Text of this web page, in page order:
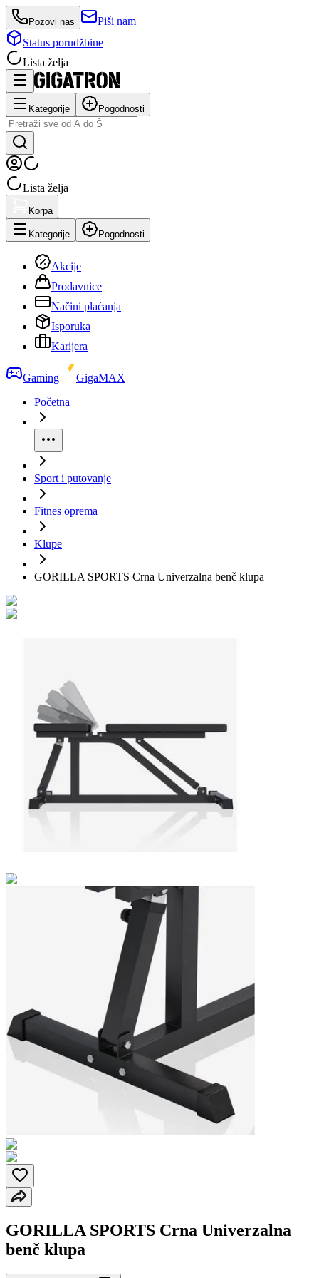
Pozovi nas
Piši nam
Status porudžbine
Lista želja
Kategorije Pogodnosti
Lista želja
Korpa
Kategorije Pogodnosti
Akcije
Prodavnice
Načini plaćanja
Isporuka
Karijera
Gaming
GigaMAX
Početna
Sport i putovanje
Fitnes oprema
Klupe
GORILLA SPORTS Crna Univerzalna benč klupa
GORILLA SPORTS Crna Univerzalna
benč klupa